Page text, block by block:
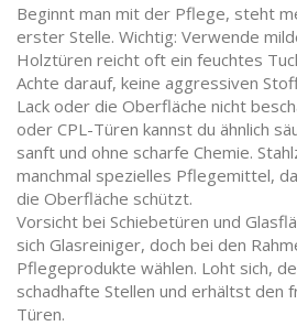
Beginnt man mit der Pflege, steht
erster Stelle. Wichtig: Verwende
Holztüren reicht oft ein feuchtes
Achte darauf, keine aggressiven
Lack oder die Oberfläche nicht
oder CPL-Türen kannst du ähnlich
sanft und ohne scharfe Chemie.
manchmal spezielles Pflegemittel,
die Oberfläche schützt.
Vorsicht bei Schiebetüren und
sich Glasreiniger, doch bei den
Pflegeprodukte wählen. Loht sich,
schadhafte Stellen und erhältst den
Türen.